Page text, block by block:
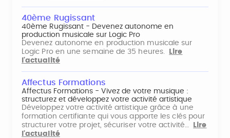
40ème Rugissant
40ème Rugissant - Devenez autonome en
production musicale sur Logic Pro
Devenez autonome en production musicale sur
Logic Pro en une semaine de 35 heures.
Lire
l'actualité
Affectus Formations
Affectus Formations - Vivez de votre musique :
structurez et développez votre activité artistique
Développez votre activité artistique grâce à une
formation certifiante qui vous apporte les clés pour
structurer votre projet, sécuriser votre activité…
Lire
l'actualité